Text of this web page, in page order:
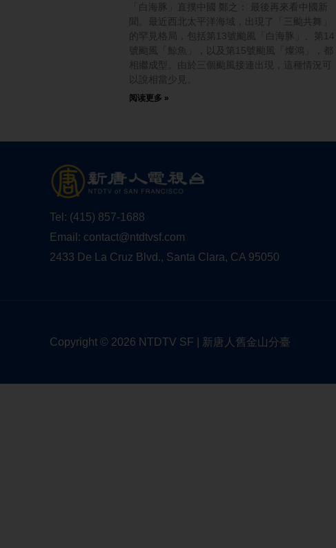
「白海豚」直撲中國 鄭之： 最後再來看中國新
聞。最近西北太平洋海域，出現了「三颱共舞」
的罕見格局，包括第13號颱風「白海豚」、第14
號颱風「鯨魚」，以及第15號颱風「燦鴻」，都
相繼成型。由於三個颱風接連出現，這種情況可
以說相當少見。
阅读更多 »
Tel: (415) 857-1688
Email: contact@ntdtvsf.com
2433 De La Cruz Blvd., Santa Clara, CA 95050
Copyright © 2026 NTDTV SF | 新唐人舊金山分臺